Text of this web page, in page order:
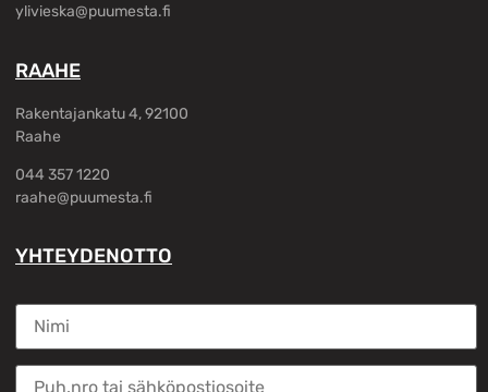
ylivieska@puumesta.fi
RAAHE
Rakentajankatu 4, 92100
Raahe
044 357 1220
raahe@puumesta.fi
YHTEYDENOTTO